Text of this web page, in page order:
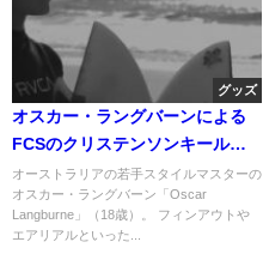
グッズ
オスカー・ラングバーンによる
FCSのクリステンソンキールフ
ィン使用動画
オーストラリアの若手スタイルマスターの
オスカー・ラングバーン「Oscar
Langburne」（18歳）。 フィンアウトや
エアリアルといった...